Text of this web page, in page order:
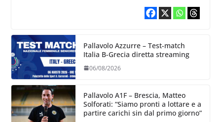
Pallavolo Azzurre – Test-match
Italia B-Grecia diretta streaming
06/08/2026
Pallavolo A1F – Brescia, Matteo
Solforati: “Siamo pronti a lottare e a
partire carichi sin dal primo giorno”